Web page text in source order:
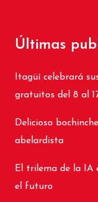
Últimas
Itagüí celebrará
gratuitos del 8 al
Delicioso
abelardista
El trilema de la IA
el futuro